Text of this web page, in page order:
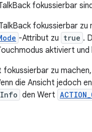
fokussierbar
fokussierbar zu
-Attribut zu true .
aktiviert
fokussierbar zu
die Ansicht jedoch
den Wert